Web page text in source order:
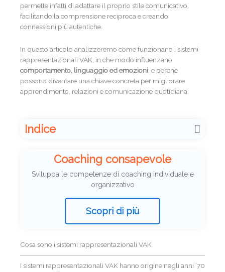
permette infatti di adattare il proprio stile comunicativo,
facilitando la comprensione reciproca e creando
connessioni più autentiche.
In questo articolo analizzeremo come funzionano i sistemi
rappresentazionali VAK, in che modo influenzano
comportamento, linguaggio ed emozioni, e perché
possono diventare una chiave concreta per migliorare
apprendimento, relazioni e comunicazione quotidiana.
Indice
Coaching consapevole
Sviluppa le competenze di coaching individuale e
organizzativo
Scopri di più
Cosa sono i sistemi rappresentazionali VAK
I sistemi rappresentazionali VAK hanno origine negli anni ’70